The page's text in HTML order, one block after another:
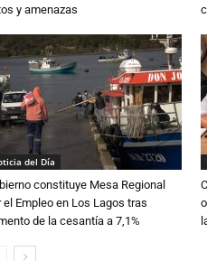
y amenazas
del Día
constituye Mesa Regional
el Empleo en Los Lagos tras
de la cesantía a 7,1%